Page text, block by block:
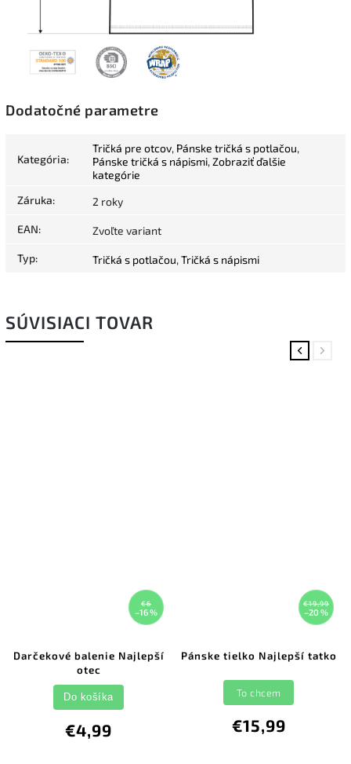
Dodatočné parametre
Kategória:
Tričká pre otcov, Pánske tričká s potlačou,
Pánske tričká s nápismi, Zobraziť ďalšie
kategórie
Záruka: 2 roky
EAN: Zvoľte variant
Typ: Tričká s potlačou, Tričká s nápismi
SÚVISIACI TOVAR
Previous
€6
–16 %
Darčekové balenie Najlepší
otec
€4,99
Do košíka
€19,99
–20 %
Pánske tielko Najlepší tatko
€15,99
To chcem
Next